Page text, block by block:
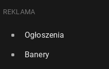
REKLAMA
Ogłoszenia
Banery